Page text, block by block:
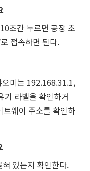
초간 누르면 공장 초
접속하면 된다.
미는 192.168.31.1,
라벨을 확인하거
트웨이 주소를 확인하
있는지 확인한다.